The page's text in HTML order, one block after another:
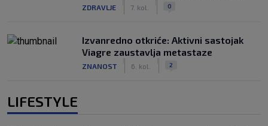
ZDRAVLJE 7. kol. 0
Izvanredno otkriće: Aktivni sastojak
Viagre zaustavlja metastaze
ZNANOST 6. kol. 2
LIFESTYLE